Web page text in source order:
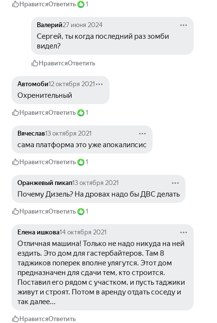
НравитсяОтветить 1
Валерий27 июня 2024
Сергей, ты когда последний раз зомби
видел?
НравитсяОтветить
Автомоби12 октября 2021
Охренительный
НравитсяОтветить 1
Вячеслав13 октября 2021
сама платформа это уже апокалипсис
НравитсяОтветить 1
Оранжевый пикап13 октября 2021
Почему Дизель? На дровах надо бы ДВС делать
НравитсяОтветить 1
Елена ишкова14 октября 2021
Отличная машина! Только не надо никуда на ней
ездить. Это дом для гастербайтеров. Там 8
таджиков поперек вполне улягутся. Этот дом
предназначен для сдачи тем, кто строится.
Поставил его рядом с участком, и пусть таджики
живут и строят. Потом в аренду отдать соседу и
так далее...
НравитсяОтветить